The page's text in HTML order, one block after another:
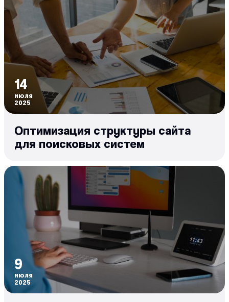
14
июля
2025
Оптимизация структуры сайта
для поисковых систем
9
июля
2025